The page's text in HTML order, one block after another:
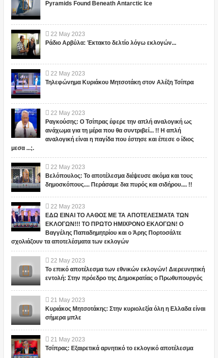
Pyramids Found Beneath Antarctic Ice
22 May 2023
Ράδιο Αρβύλα: Έκτακτο δελτίο λόγω εκλογών...
22 May 2023
Τηλεφώνημα Κυριάκου Μητσοτάκη στον Αλέξη Τσίπρα
22 May 2023
Ραγκούσης: Ο Τσίπρας έφερε την απλή αναλογική ως
ανάχωμα για τη μέρα που θα συντριβεί... !! Η απλή
αναλογική είναι η παγίδα που έστησε και έπεσε ο ίδιος
μεσα ...;.
22 May 2023
Βελόπουλος: Το αποτέλεσμα διέψευσε ακόμα και τους
δημοσκόπους.... Περάσαμε δια πυρός και σιδήρου.... !!
22 May 2023
ΕΔΩ ΕΙΝΑΙ ΤΟ ΛΑΘΟΣ ΜΕ ΤΑ ΑΠΟΤΕΛΕΣΜΑΤΑ ΤΩΝ
ΕΚΛΟΓΩΝ!!! ΤΟ ΠΡΩΤΟ ΗΜΙΧΡΟΝΟ ΕΚΛΟΓΩΝ! Ο
Βαγγέλης Παπαδημητρίου και ο Άρης Πορτοσάλτε
σχολιάζουν τα αποτελέσματα των εκλογών
22 May 2023
Το επικό αποτέλεσμα των εθνικών εκλογών! Διερευνητική
εντολή: Στην πρόεδρο της Δημοκρατίας ο Πρωθυπουργός
21 May 2023
Κυριάκος Μητσοτάκης: Στην κυριολεξία όλη η Ελλαδα είναι
σήμερα μπλε
21 May 2023
Τσίπρας: Εξαιρετικά αρνητικό το εκλογικό αποτέλεσμα